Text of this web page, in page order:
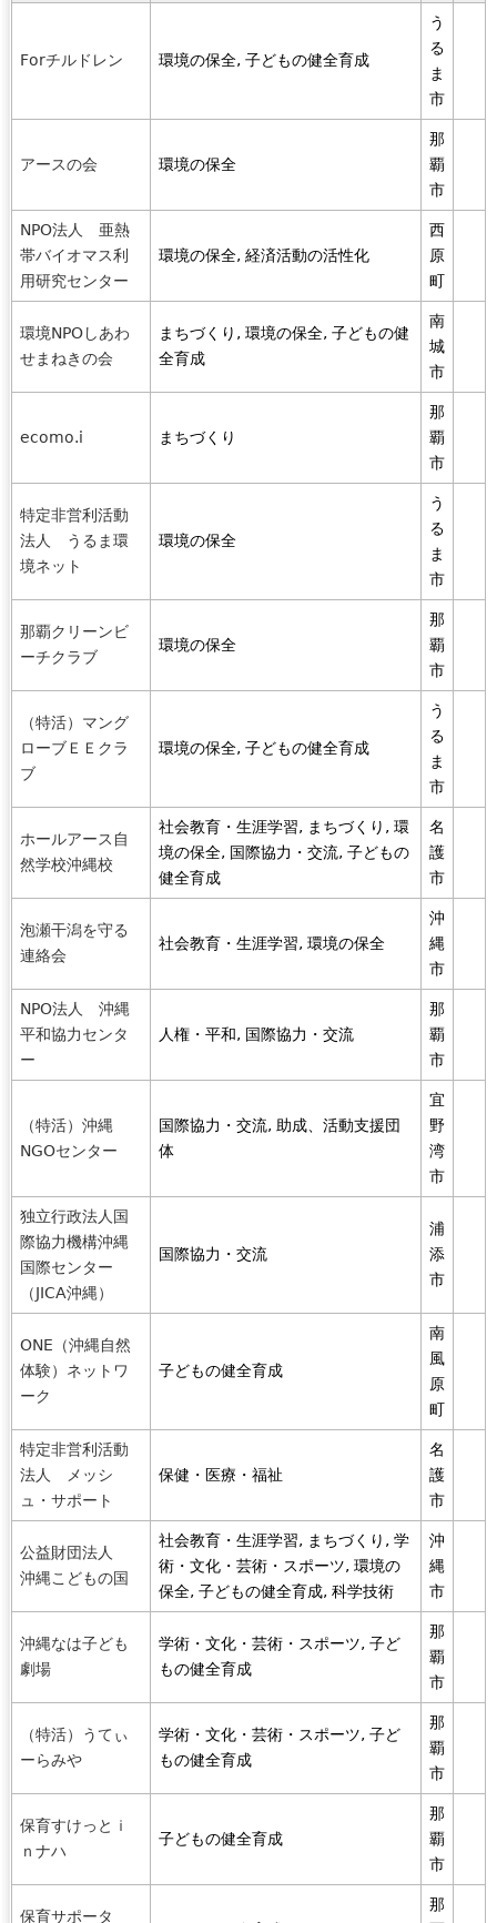
Forチルドレン 環境の保全, 子どもの健全育成
う
る
ま
市
アースの会 環境の保全
那
覇
市
NPO法人 亜熱
帯バイオマス利
用研究センター
環境の保全, 経済活動の活性化
西
原
町
環境NPOしあわ
せまねきの会
まちづくり, 環境の保全, 子どもの健
全育成
南
城
市
ecomo.i まちづくり
那
覇
市
特定非営利活動
法人 うるま環
境ネット
環境の保全
う
る
ま
市
那覇クリーンビ
ーチクラブ
環境の保全
那
覇
市
（特活）マング
ローブＥＥクラ
ブ
環境の保全, 子どもの健全育成
う
る
ま
市
ホールアース自
然学校沖縄校
社会教育・生涯学習, まちづくり, 環
境の保全, 国際協力・交流, 子どもの
健全育成
名
護
市
泡瀬干潟を守る
連絡会
社会教育・生涯学習, 環境の保全
沖
縄
市
NPO法人 沖縄
平和協力センタ
ー
人権・平和, 国際協力・交流
那
覇
市
（特活）沖縄
NGOセンター
国際協力・交流, 助成、活動支援団
体
宜
野
湾
市
独立行政法人国
際協力機構沖縄
国際センター
（JICA沖縄）
国際協力・交流
浦
添
市
ONE（沖縄自然
体験）ネットワ
ーク
子どもの健全育成
南
風
原
町
特定非営利活動
法人 メッシ
ュ・サポート
保健・医療・福祉
名
護
市
公益財団法人
沖縄こどもの国
社会教育・生涯学習, まちづくり, 学
術・文化・芸術・スポーツ, 環境の
保全, 子どもの健全育成, 科学技術
沖
縄
市
沖縄なは子ども
劇場
学術・文化・芸術・スポーツ, 子ど
もの健全育成
那
覇
市
（特活）うてぃ
ーらみや
学術・文化・芸術・スポーツ, 子ど
もの健全育成
那
覇
市
保育すけっとｉ
ｎナハ
子どもの健全育成
那
覇
市
保育サポータ
那